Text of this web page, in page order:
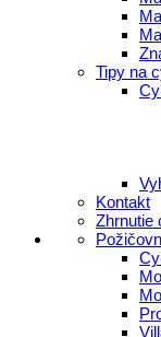
Tipy na
Kontakt
Zhrnutie